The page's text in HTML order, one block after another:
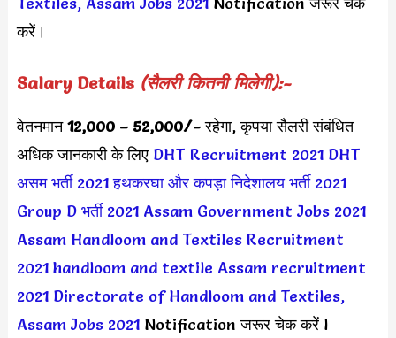
करें।
Salary Details (सैलरी कितनी मिलेगी):-
वेतनमान12,000 – 52,000/-रहेगा, कृपया सैलरी संबंधित
अधिक जानकारी के लिए DHT Recruitment 2021 DHT
असम भर्ती 2021हथकरघा और कपड़ा निदेशालय भर्ती 2021
Group D भर्ती 2021 Assam Government Jobs 2021
Assam Handloom and Textiles Recruitment
2021 handloom and textile Assam recruitment
2021 Directorate of Handloom and Textiles,
Assam Jobs 2021Notification जरूर चेक करें l